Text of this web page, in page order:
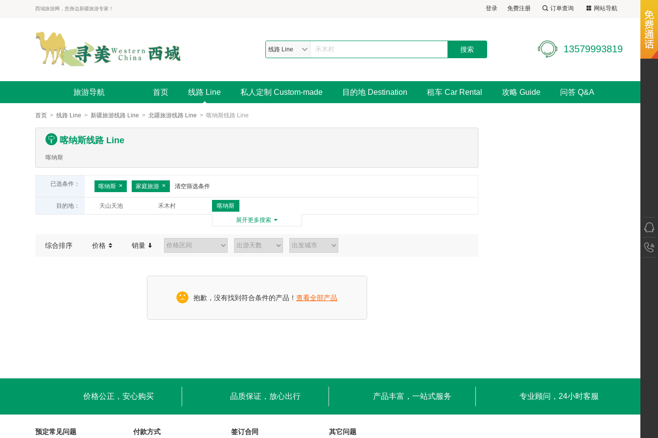
西域旅游网，您身边新疆旅游专家！ 登录 免费注册 订单查询 网站导航
线路 Line 13579993819
旅游导航 首页 线路 Line 私人定制 Custom-made 目的地 Destination 租车 Car Rental 攻略 Guide 问答 Q&A
首页 > 线路 Line > 新疆旅游线路 Line > 北疆旅游线路 Line > 喀纳斯线路 Line
喀纳斯线路 Line
喀纳斯
已选条件： 喀纳斯 家庭旅游 清空筛选条件
目的地： 天山天池 禾木村 喀纳斯
展开更多搜索
综合排序 价格 销量
抱歉，没有找到符合条件的产品！ 查看全部产品
价格公正，安心购买 品质保证，放心出行 产品丰富，一站式服务 专业顾问，24小时客服
预定常见问题 付款方式 签订合同 其它问题